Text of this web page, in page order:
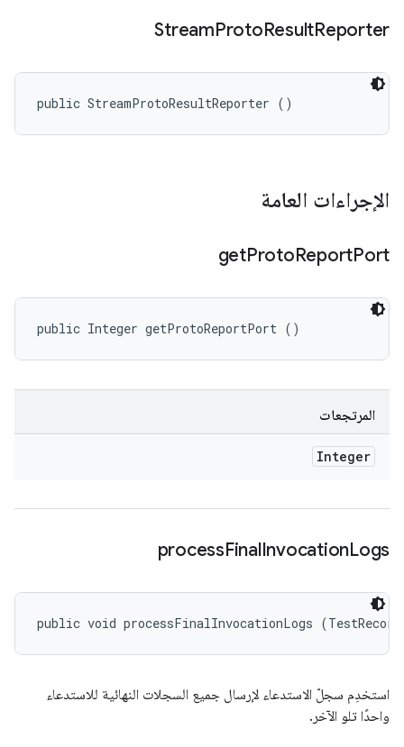
StreamProtoResultReporter
public StreamProtoResultReporter ()
الإجراءات العامة
getProtoReportPort
public Integer getProtoReportPort ()
المرتجعات
Integer
processFinalInvocationLogs
public void processFinalInvocationLogs
استخدِم سجلّ الاستدعاء لإرسال جميع السجلات النهائية للاستدعاء
واحدًا تلو الآخر.